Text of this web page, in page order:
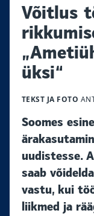
Võitlus
üksi“
TEKST JA FOTO
Soomes
uudistesse.
saab
vastu, kui
liikmed ja